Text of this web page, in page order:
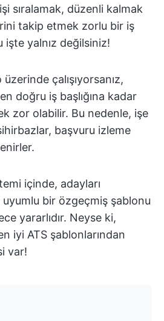
sıralamak, düzenli kalmak
takip etmek zorlu bir iş
işte yalnız değilsiniz!
çalışıyorsanız,
doğru iş başlığına kadar
zor olabilir. Bu nedenle, işe
başvuru izleme
içinde, adayları
uyumlu bir özgeçmiş şablonu
yararlıdır. Neyse ki,
iyi ATS şablonlarından
var!